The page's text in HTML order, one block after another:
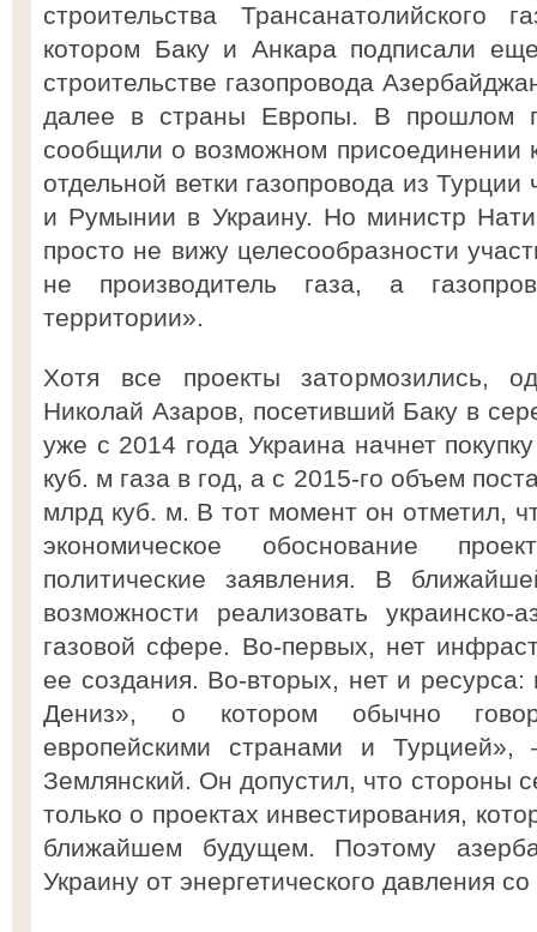
строительства Трансанатолийского
котором Баку и Анкара подписали
строительстве газопровода
далее в страны Европы. В прошлом
сообщили о возможном присоединении
отдельной ветки газопровода из
и Румынии в Украину. Но министр
просто не вижу целесообразности
не производитель газа, а
территории».
Хотя все проекты затормозились,
Николай Азаров, посетивший Баку в
уже с 2014 года Украина начнет
куб. м газа в год, а с 2015-го объем
млрд куб. м. В тот момент он отметил,
экономическое обоснование
политические заявления. В
возможности реализовать украинско-
газовой сфере. Во-первых, нет
ее создания. Во-вторых, нет и
Дениз», о котором обычно
европейскими странами и
Землянский. Он допустил, что стороны
только о проектах инвестирования,
ближайшем будущем. Поэтому
Украину от энергетического давления